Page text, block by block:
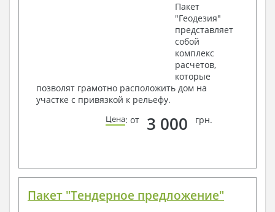
Пакет
"Геодезия"
представляет
собой
комплекс
расчетов,
которые
позволят грамотно расположить дом на
участке с привязкой к рельефу.
Цена: от 3 000 грн.
Пакет "Тендерное предложение"